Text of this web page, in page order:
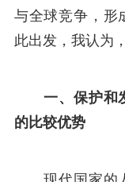
与全球竞争，形
此出发，我认为
一、保护和
的比较优势